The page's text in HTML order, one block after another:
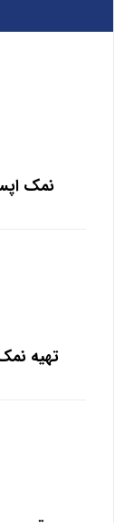
نمک
تهیه